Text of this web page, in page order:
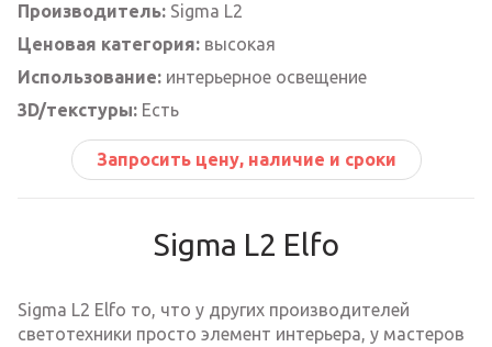
Производитель: Sigma L2
Ценовая категория: высокая
Использование: интерьерное освещение
3D/текстуры: Есть
Запросить цену, наличие и сроки
Sigma L2 Elfo
Sigma L2 Elfo то, что у других производителей
светотехники просто элемент интерьера, у мастеров